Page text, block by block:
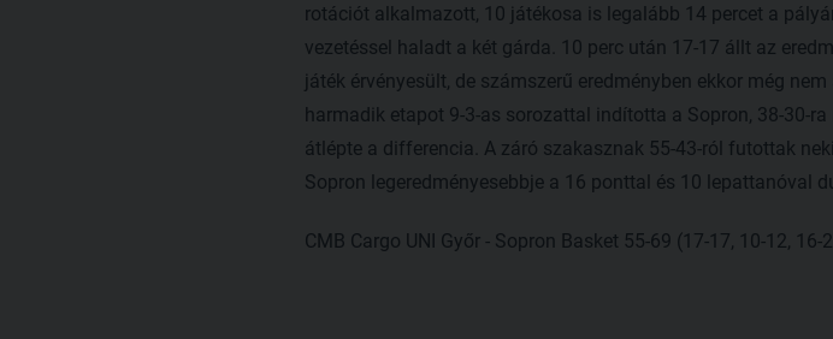
rotációt alkalmazott, 10 játékosa is legalább 14 percet a
vezetéssel haladt a két gárda. 10 perc után 17-17 állt az
játék érvényesült, de számszerű eredményben ekkor még
harmadik etapot 9-3-as sorozattal indította a Sopron, 38-30-
átlépte a differencia. A záró szakasznak 55-43-ról futottak
Sopron legeredményesebbje a 16 ponttal és 10 lepattanóval
CMB Cargo UNI Győr - Sopron Basket 55-69 (17-17, 10-12, 16-